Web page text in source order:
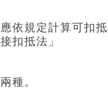
應依規定計算可扣
接扣抵法」
兩種。